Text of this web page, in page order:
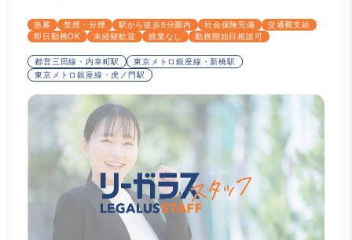
急募 禁煙・分煙 駅から徒歩5分圏内 社会保険完備
交通費支給
即日勤務OK
未経験歓迎 残業なし 勤務開始日相談可
都営三田線・内幸町駅
東京メトロ銀座線・新橋駅
東京メトロ銀座線・虎ノ門駅